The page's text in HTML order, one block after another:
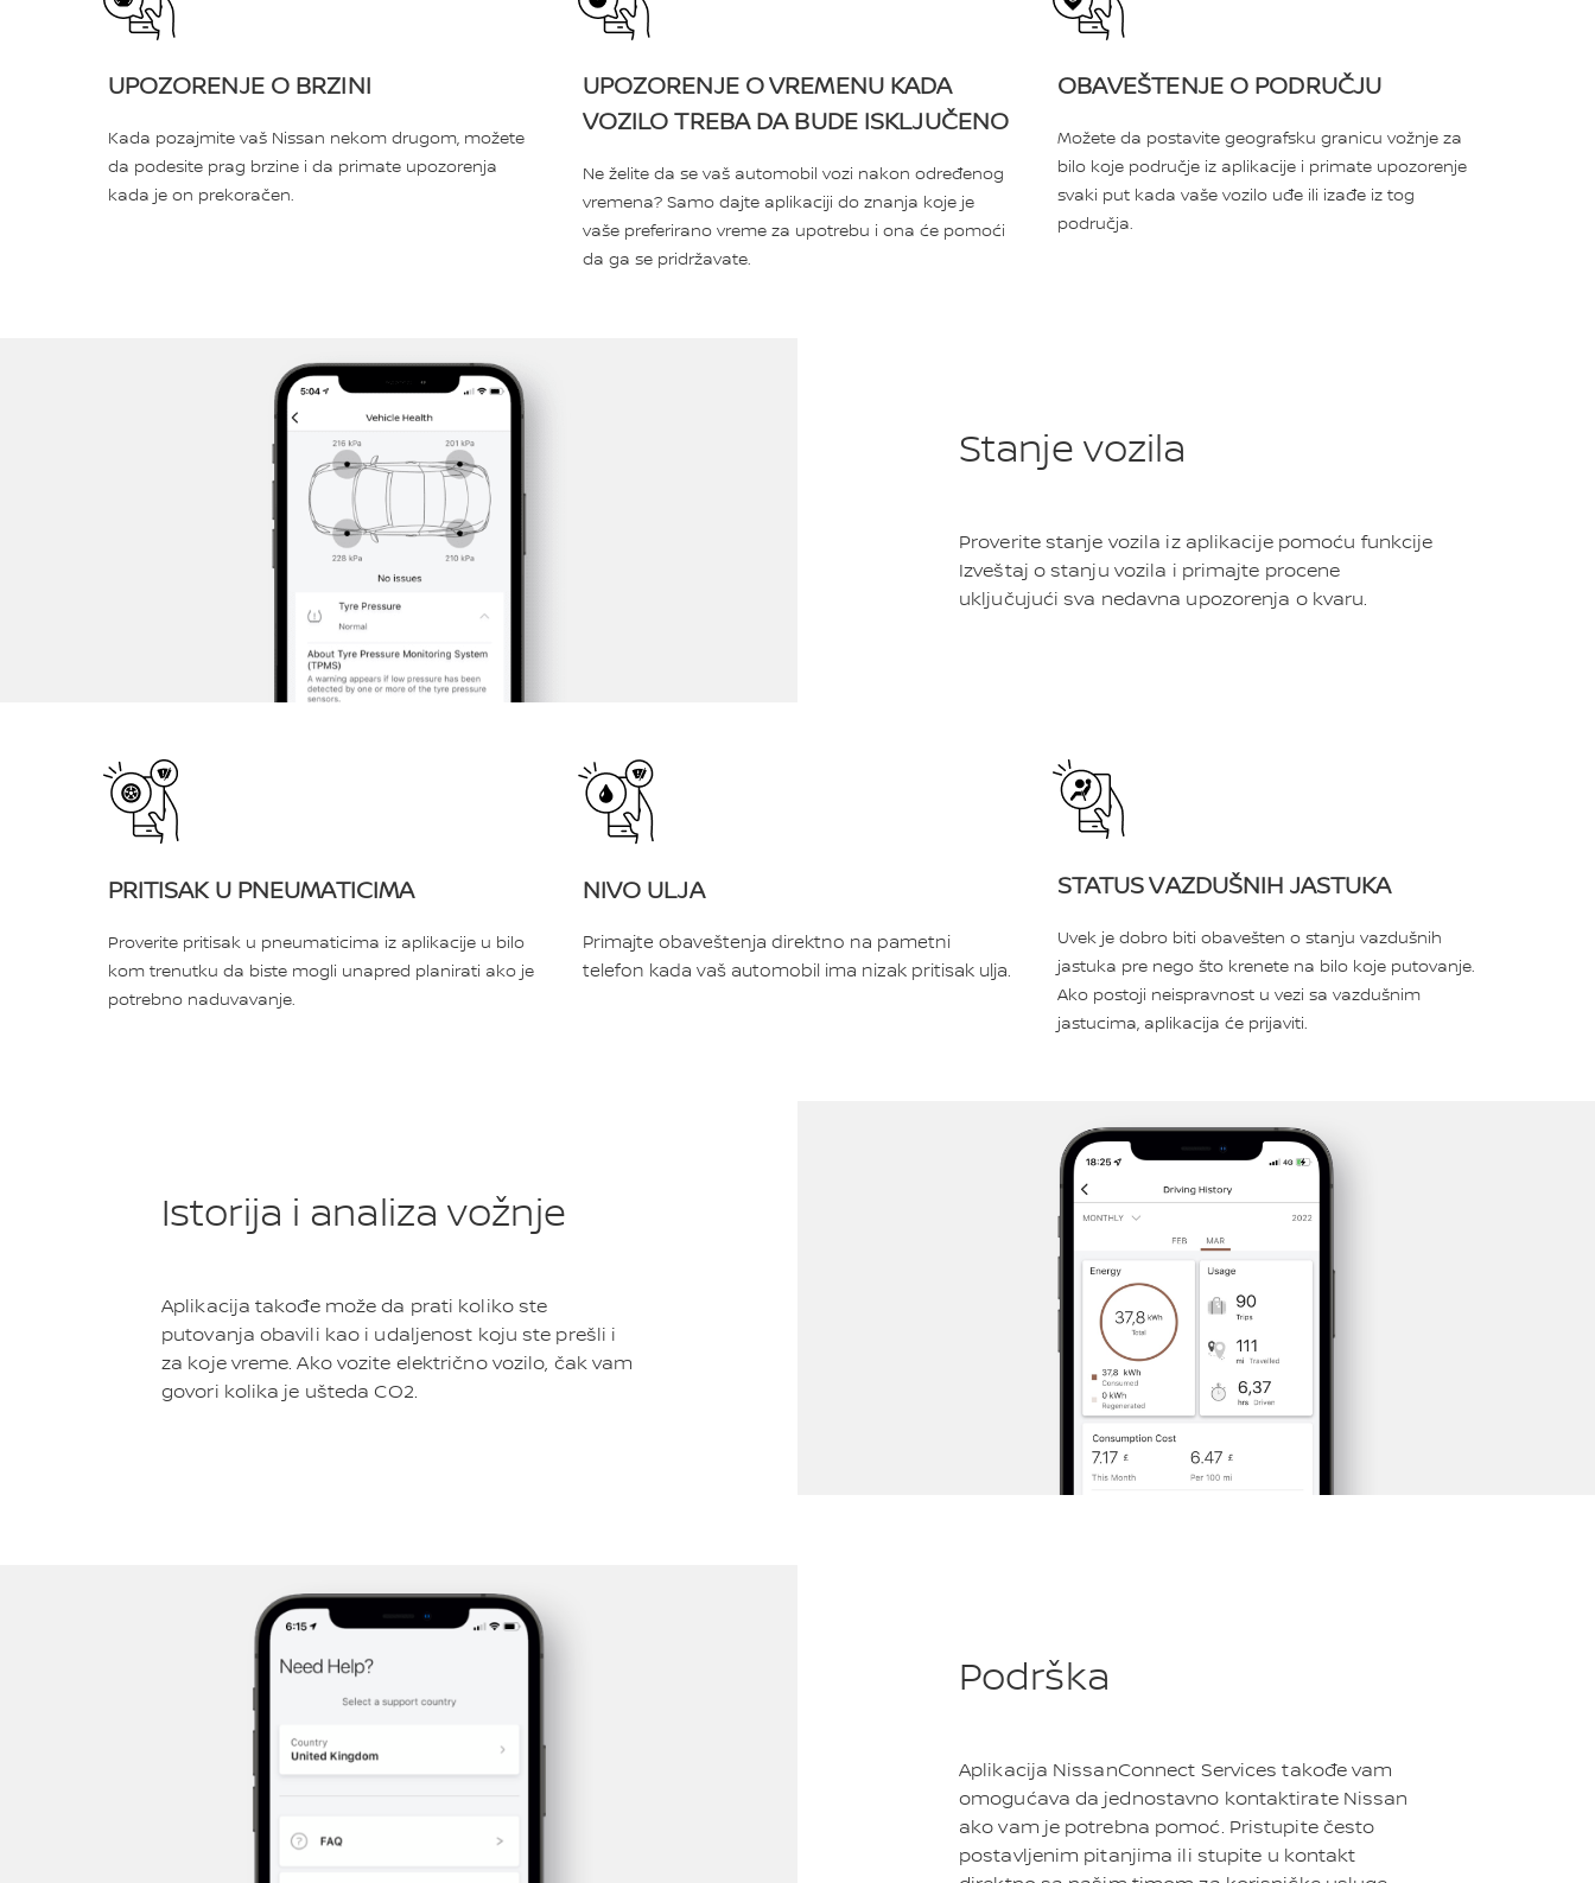
UPOZORENJE O BRZINI
Kada pozajmite vaš Nissan nekom drugom, možete
da podesite prag brzine i da primate upozorenja
kada je on prekoračen.
UPOZORENJE O VREMENU KADA
VOZILO TREBA DA BUDE ISKLJUČENO
Ne želite da se vaš automobil vozi nakon određenog
vremena? Samo dajte aplikaciji do znanja koje je
vaše preferirano vreme za upotrebu i ona će pomoći
da ga se pridržavate.
OBAVEŠTENJE O PODRUČJU
Možete da postavite geografsku granicu vožnje za
bilo koje područje iz aplikacije i primate upozorenje
svaki put kada vaše vozilo uđe ili izađe iz tog
područja.
Stanje vozila
Proverite stanje vozila iz aplikacije pomoću funkcije
Izveštaj o stanju vozila i primajte procene
uključujući sva nedavna upozorenja o kvaru.
PRITISAK U PNEUMATICIMA
Proverite pritisak u pneumaticima iz aplikacije u bilo
kom trenutku da biste mogli unapred planirati ako je
potrebno naduvavanje.
NIVO ULJA
Primajte obaveštenja direktno na pametni
telefon kada vaš automobil ima nizak pritisak ulja.
STATUS VAZDUŠNIH JASTUKA
Uvek je dobro biti obavešten o stanju vazdušnih
jastuka pre nego što krenete na bilo koje putovanje.
Ako postoji neispravnost u vezi sa vazdušnim
jastucima, aplikacija će prijaviti.
Istorija i analiza vožnje
Aplikacija takođe može da prati koliko ste
putovanja obavili kao i udaljenost koju ste prešli i
za koje vreme. Ako vozite električno vozilo, čak vam
govori kolika je ušteda CO2.
Podrška
Aplikacija NissanConnect Services takođe vam
omogućava da jednostavno kontaktirate Nissan
ako vam je potrebna pomoć. Pristupite često
postavljenim pitanjima ili stupite u kontakt